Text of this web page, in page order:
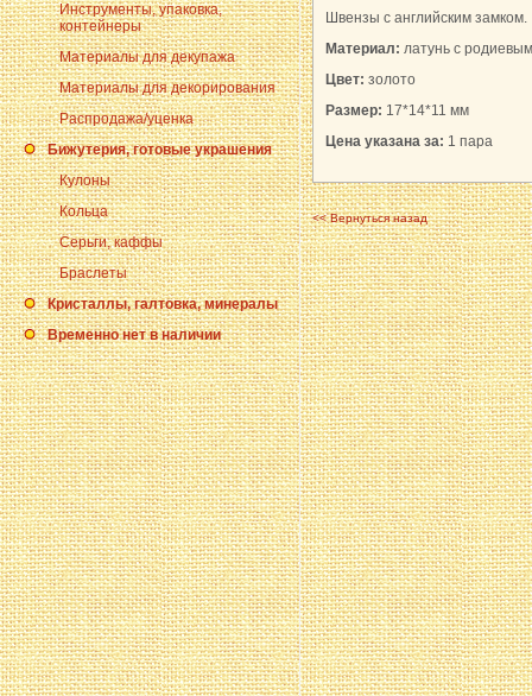
Инструменты, упаковка,
контейнеры
Материалы для декупажа
Материалы для декорирования
Распродажа/уценка
Бижутерия, готовые украшения
Кулоны
Кольца
Серьги, каффы
Браслеты
Кристаллы, галтовка, минералы
Временно нет в наличии
Швензы с английским замком.
Материал: латунь с
Цвет: золото
Размер: 17*14*11 мм
Цена указана за: 1 пара
<< Вернуться назад